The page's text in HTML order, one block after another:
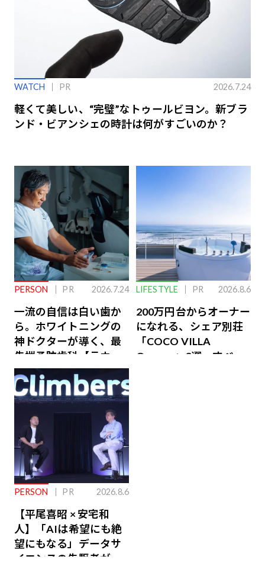
WATCH PR 2026.7.24
軽くて美しい、“完璧”なトゥールビヨン。新ブラ
ンド・ビアンシェの時計は何がすごいのか？
PERSON PR 2026.7.24
一流の自信は白い歯か
ら。ホワイトニングの
神ドクターが導く、最
先端予防歯科【ラウン
ジ会員特典あり】
LIFESTYLE PR 2026.8.6
200万円台からオーナー
になれる、シェア別荘
「COCO VILLA
Owners」3選。すべて
PERSON PR 2026.8.6
【平尾喜昭 × 安宅和
人】「AIは希望にも絶
望にもなる」データサ
イエンスの先駆者が語